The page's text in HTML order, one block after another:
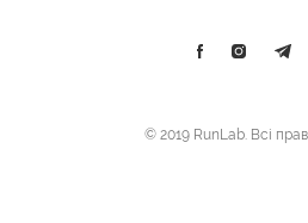
© 2019 RunLab. Всі